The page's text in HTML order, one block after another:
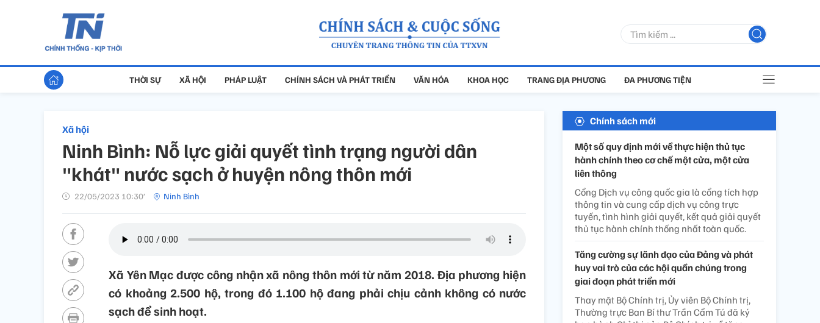
THỜI SỰ XÃ HỘI PHÁP LUẬT CHÍNH SÁCH VÀ PHÁT TRIỂN VĂN HÓA KHOA HỌC TRANG ĐỊA PHƯƠNG ĐA PHƯƠNG TIỆN
Xã hội
Ninh Bình: Nỗ lực giải quyết tình trạng người dân
"khát" nước sạch ở huyện nông thôn mới
22/05/2023 10:30’ Ninh Bình
Xã Yên Mạc được công nhận xã nông thôn mới từ năm 2018. Địa phương hiện
có khoảng 2.500 hộ, trong đó 1.100 hộ đang phải chịu cảnh không có nước
sạch để sinh hoạt.
Chính sách mới
Một số quy định mới về thực hiện thủ tục
hành chính theo cơ chế một cửa, một cửa
liên thông
Cổng Dịch vụ công quốc gia là cổng tích hợp
thông tin và cung cấp dịch vụ công trực
tuyến, tình hình giải quyết, kết quả giải quyết
thủ tục hành chính thống nhất toàn quốc.
Tăng cường sự lãnh đạo của Đảng và phát
huy vai trò của các hội quần chúng trong
giai đoạn phát triển mới
Thay mặt Bộ Chính trị, Ủy viên Bộ Chính trị,
Thường trực Ban Bí thư Trần Cẩm Tú đã ký